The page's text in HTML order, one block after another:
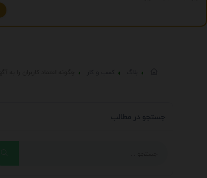
جستجو در مطالب